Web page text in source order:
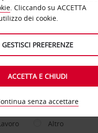
di riconsegna diversa
AL GIORNO
Altro
. Cliccando su ACCETTA
dei cookie.
GESTISCI PREFERENZE
ACCETTA E CHIUDI
senza accettare